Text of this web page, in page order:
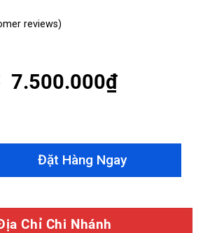
reviews)
7.500.000₫
Fortuner 2004 - 2010 Mẫu SN
Đặt Hàng Ngay
Chỉ Chi Nhánh